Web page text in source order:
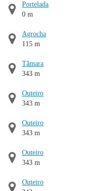
Portelada
0 m
Agrocha
115 m
Tâmara
343 m
Outeiro
343 m
Outeiro
343 m
Outeiro
343 m
Outeiro